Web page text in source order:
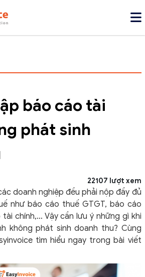
báo cáo tài
phát sinh
22107 lượt xem
doanh nghiệp đều phải nộp đầy đủ
như báo cáo thuế GTGT, báo cáo
tài chính,… Vậy cần lưu ý những gì khi
không phát sinh doanh thu? Cùng
tìm hiểu ngay trong bài viết